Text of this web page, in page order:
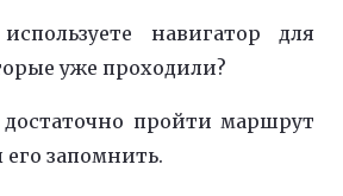
навигатор для
уже проходили?
пройти маршрут
запомнить.